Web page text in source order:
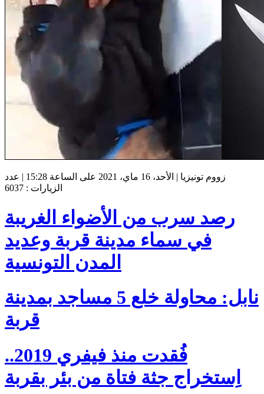
زووم تونيزيا | الأحد، 16 ماي، 2021 على الساعة 15:28 | عدد
الزيارات : 6037
رصد سرب من الأضواء الغريبة
في سماء مدينة قربة وعديد
المدن التونسية
نابل: محاولة خلع 5 مساجد بمدينة
قربة
فُقدت منذ فيفري 2019..
اِستخراج جثة فتاة من بئر بقربة